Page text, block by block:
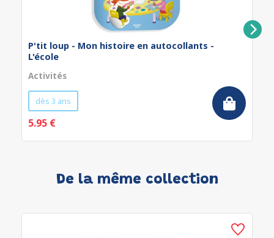
P'tit loup - Mon histoire en autocollants -
L'école
Activités
dès 3 ans
5.95 €
De la même collection